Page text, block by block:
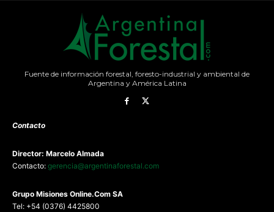
Fuente de información forestal, foresto-industrial y ambiental de
Argentina y América Latina
Contacto
Director: Marcelo Almada
Contacto: gerencia@argentinaforestal.com
Grupo Misiones Online.Com SA
Tel: +54 (0376) 4425800